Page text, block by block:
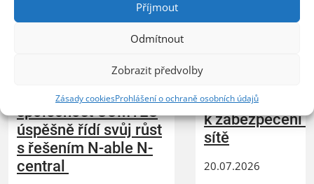
Příjmout
Odmítnout
Zobrazit předvolby
Zásady cookiesProhlášení o ochraně osobních údajů
ZEBRA SYSTEMS:
společnost COMTEC
úspěšně řídí svůj růst
s řešením N-able N-
central
Kerio Control
k zabezpečení
sítě
20.07.2026